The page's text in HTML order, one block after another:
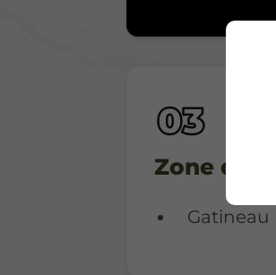
Zone
Gatineau